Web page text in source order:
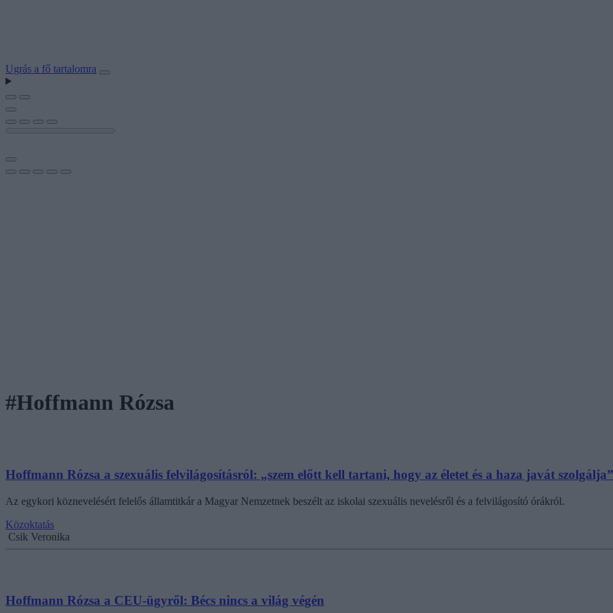
Ugrás a fő tartalomra
#Hoffmann Rózsa
Hoffmann Rózsa a szexuális felvilágosításról: „szem előtt kell tartani, hogy az életet és a haza javát szolgálja”
Az egykori köznevelésért felelős államtitkár a Magyar Nemzetnek beszélt az iskolai szexuális nevelésről és a felvilágosító órákról.
Közoktatás
Csik Veronika
Hoffmann Rózsa a CEU-ügyről: Bécs nincs a világ végén